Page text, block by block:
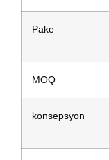
Pake
MOQ
konsepsyon